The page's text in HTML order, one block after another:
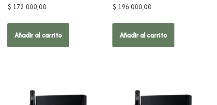
$ 172.000,00
Añadir al carrito
$ 196.000,00
Añadir al carrito